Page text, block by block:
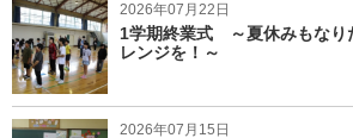
2026年07月22日
1学期終業式 ～夏休みもなり
レンジを！～
2026年07月15日